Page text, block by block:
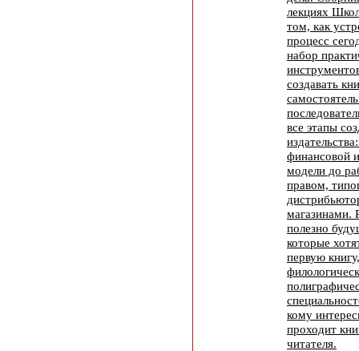
лекциях
том, как
процесс
набор
создавать
все этапы
финансовой
модели до
правом,
магазинами.
полезно
которые
первую
кому
проходит
читателя.